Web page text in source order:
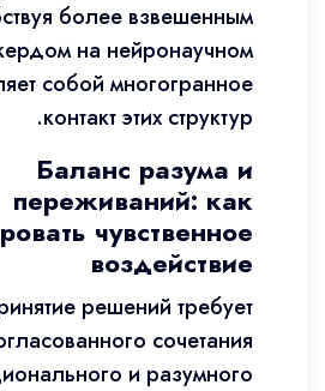
более взвешенным
на нейронаучном
собой многогранное
контакт этих структур.
Баланс разума и
переживаний: как
чувственное
воздействие
решений требует
сочетания
и разумного